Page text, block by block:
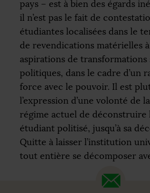
pays – est à bien des égards
il n’est pas le fait de
étudiantes localisées dans le
de revendications matérielles
aspirations de
politiques, dans le cadre d’un
force avec le pouvoir. Il est
l’expression d’une volonté de
régime actuel de déconstruire
étudiant politisé, jusqu’à sa
Quitte à laisser l’institution
tout entière se décomposer